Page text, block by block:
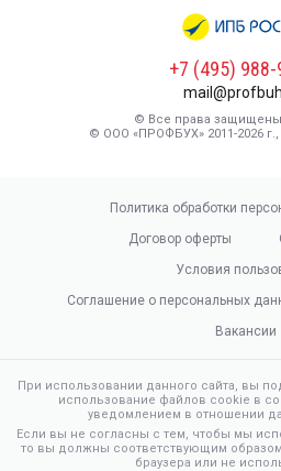
+7 (495)
© Все права
© ООО «ПРОФБУХ» 2011-2026 г.,
Политика обработки
Договор оферты
Условия
Соглашение о персональных
Вакансии
При использовании данного сайта, вы
использование файлов cookie в
уведомлением в отношении
Если вы не согласны с тем, чтобы мы
то вы должны соответствующим образом
браузера или не